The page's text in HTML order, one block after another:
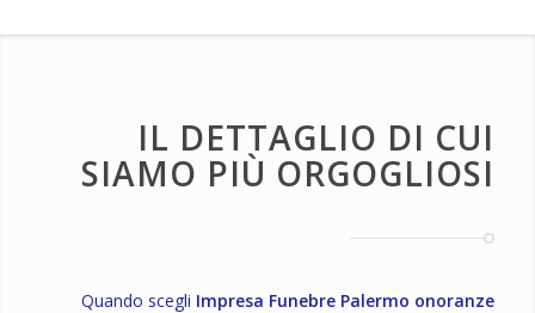
IL DETTAGLIO DI CUI
SIAMO PIÙ ORGOGLIOSI
Quando scegli Impresa Funebre Palermo onoranze